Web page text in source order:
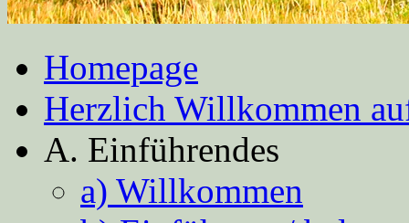
Homepage
Herzlich Willkommen
A. Einführendes
a) Willkommen